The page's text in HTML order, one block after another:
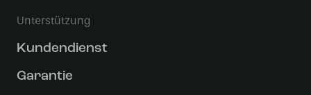
Unterstützung
Kundendienst
Garantie